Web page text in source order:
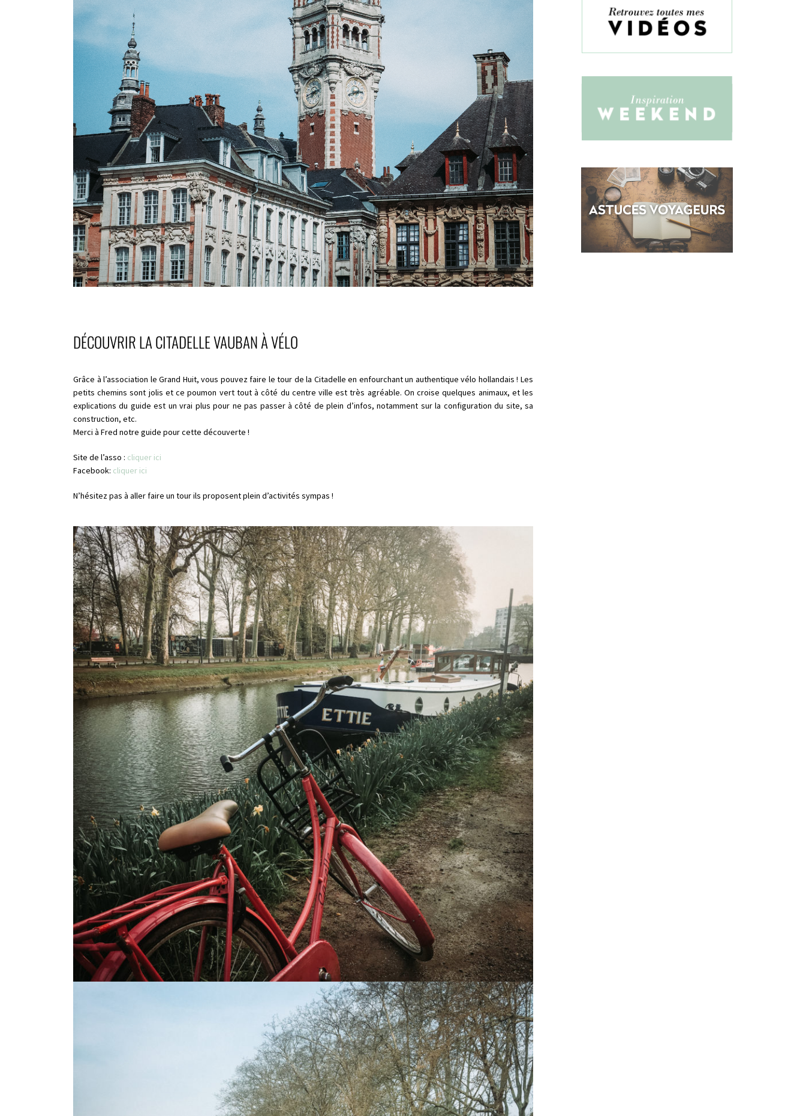
DÉCOUVRIR LA CITADELLE VAUBAN À VÉLO
Grâce à l’association le Grand Huit, vous pouvez faire le tour de la Citadelle en enfourchant un authentique vélo hollandais ! Les
petits chemins sont jolis et ce poumon vert tout à côté du centre ville est très agréable. On croise quelques animaux, et les
explications du guide est un vrai plus pour ne pas passer à côté de plein d’infos, notamment sur la configuration du site, sa
construction, etc.
Merci à Fred notre guide pour cette découverte !
Site de l’asso : cliquer ici
Facebook: cliquer ici
N’hésitez pas à aller faire un tour ils proposent plein d’activités sympas !